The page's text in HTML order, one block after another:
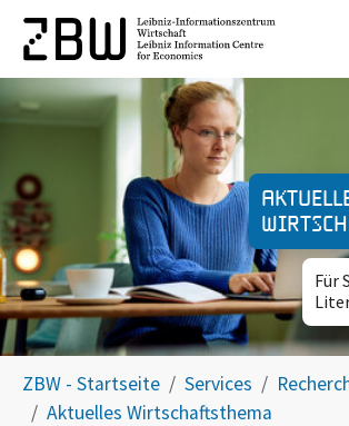
Skip to main content
Für
ZBW - Startseite Services
Aktuelles Wirtschaftsthema